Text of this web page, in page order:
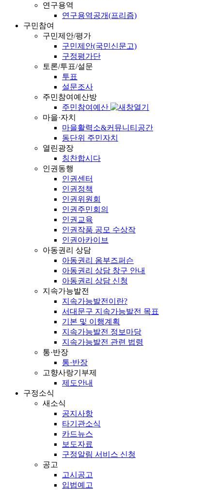
연구용역
연구용역공개(프리즘)
구민참여
구민제안/평가
구민제안(국민신문고)
구정평가단
토론/투표/설문
투표
설문조사
주민참여예산방
주민참여예산
마을·자치
마을활력소&커뮤니티공간
동단위 주민자치
열린광장
칭찬합시다
인권동행
인권센터
인권정책
인권위원회
인권주민회의
인권교육
인권작품 공모 수상작
인권아카이브
아동권리 상담
아동권리 옴부즈퍼슨
아동권리 상담 창구 안내
아동권리 상담 신청
지속가능발전
지속가능발전이란?
서대문구 지속가능발전 목표
기본 및 이행계획
지속가능발전 정보마당
지속가능발전 관련 법령
통·반장
통·반장
고향사랑기부제
제도안내
구정소식
새소식
공지사항
타기관소식
카드뉴스
보도자료
구정알림 서비스 신청
공고
고시공고
입법예고